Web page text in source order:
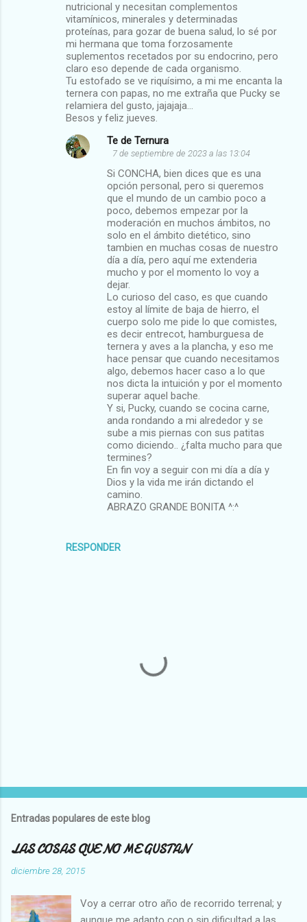
nutricional y necesitan complementos
vitamínicos, minerales y determinadas
proteínas, para gozar de buena salud, lo sé por
mi hermana que toma forzosamente
suplementos recetados por su endocrino, pero
claro eso depende de cada organismo.
Tu estofado se ve riquísimo, a mi me encanta la
ternera con papas, no me extraña que Pucky se
relamiera del gusto, jajajaja…
Besos y feliz jueves.
RESPONDER
Te de Ternura
7 de septiembre de 2023 a las 13:04
Si CONCHA, bien dices que es una
opción personal, pero si queremos
que el mundo de un cambio poco a
poco, debemos empezar por la
moderación en muchos ámbitos, no
solo en el ámbito dietético, sino
tambien en muchas cosas de nuestro
día a día, pero aquí me extenderia
mucho y por el momento lo voy a
dejar.
Lo curioso del caso, es que cuando
estoy al límite de baja de hierro, el
cuerpo solo me pide lo que comistes,
es decir entrecot, hamburguesa de
ternera y aves a la plancha, y eso me
hace pensar que cuando necesitamos
algo, debemos hacer caso a lo que
nos dicta la intuición y por el momento
superar aquel bache.
Y si, Pucky, cuando se cocina carne,
anda rondando a mi alrededor y se
sube a mis piernas con sus patitas
como diciendo.. ¿falta mucho para que
termines?
En fin voy a seguir con mi día a día y
Dios y la vida me irán dictando el
camino.
ABRAZO GRANDE BONITA ^:^
l
c
a
r
n
c
o
Entradas populares de este blog
LAS COSAS QUE NO ME GUSTAN
diciembre 28, 2015
Voy a cerrar otro año de recorrido terrenal; y